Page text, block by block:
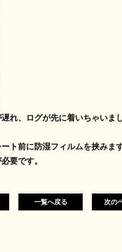
れ、ログが先に着いちゃいまし
ト前に防湿フィルムを挟みます
要です。
一覧へ戻る 次の